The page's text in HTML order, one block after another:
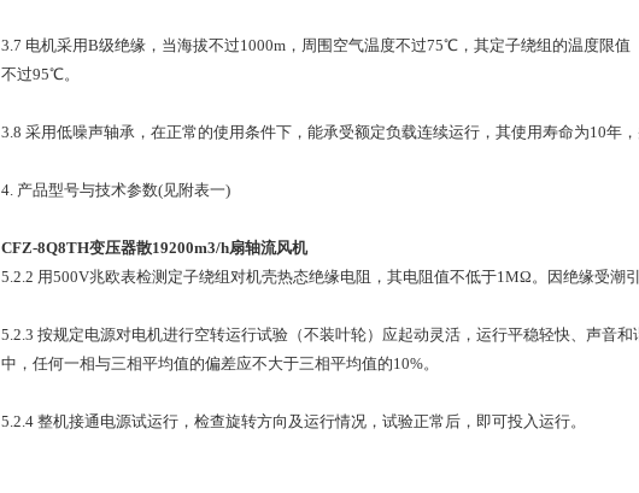
3.7 电机采用B级绝缘，当海拔不过1000m，周围空气温度不过75℃，其定子绕组的温度限值
不过95℃。
3.8 采用低噪声轴承，在正常的使用条件下，能承受额定负载连续运行，其使用寿命为10年
4. 产品型号与技术参数(见附表一)
CFZ-8Q8TH变压器散19200m3/h扇轴流风机
5.2.2 用500V兆欧表检测定子绕组对机壳热态绝缘电阻，其电阻值不低于1MΩ。因绝缘受潮
5.2.3 按规定电源对电机进行空转运行试验（不装叶轮）应起动灵活，运行平稳轻快、声音
中，任何一相与三相平均值的偏差应不大于三相平均值的10%。
5.2.4 整机接通电源试运行，检查旋转方向及运行情况，试验正常后，即可投入运行。